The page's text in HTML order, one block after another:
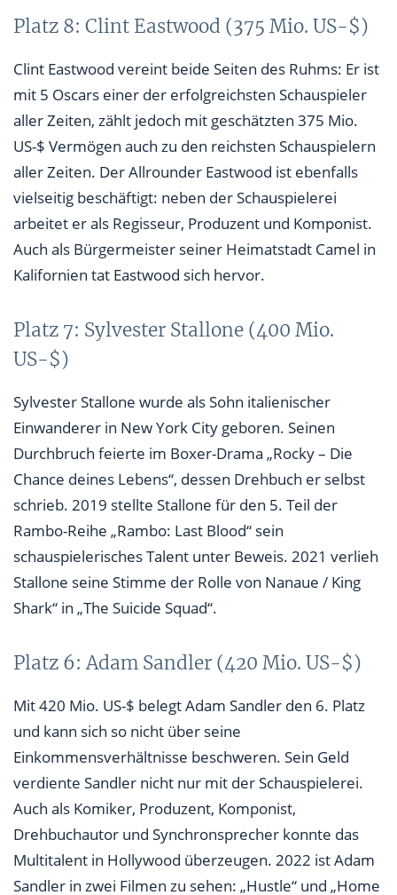
Platz 8: Clint Eastwood (375 Mio. US-$)
Clint Eastwood vereint beide Seiten des Ruhms: Er ist
mit 5 Oscars einer der erfolgreichsten Schauspieler
aller Zeiten, zählt jedoch mit geschätzten 375 Mio.
US-$ Vermögen auch zu den reichsten Schauspielern
aller Zeiten. Der Allrounder Eastwood ist ebenfalls
vielseitig beschäftigt: neben der Schauspielerei
arbeitet er als Regisseur, Produzent und Komponist.
Auch als Bürgermeister seiner Heimatstadt Camel in
Kalifornien tat Eastwood sich hervor.
Platz 7: Sylvester Stallone (400 Mio.
US-$)
Sylvester Stallone wurde als Sohn italienischer
Einwanderer in New York City geboren. Seinen
Durchbruch feierte im Boxer-Drama „Rocky – Die
Chance deines Lebens“, dessen Drehbuch er selbst
schrieb. 2019 stellte Stallone für den 5. Teil der
Rambo-Reihe „Rambo: Last Blood“ sein
schauspielerisches Talent unter Beweis. 2021 verlieh
Stallone seine Stimme der Rolle von Nanaue / King
Shark“ in „The Suicide Squad“.
Platz 6: Adam Sandler (420 Mio. US-$)
Mit 420 Mio. US-$ belegt Adam Sandler den 6. Platz
und kann sich so nicht über seine
Einkommensverhältnisse beschweren. Sein Geld
verdiente Sandler nicht nur mit der Schauspielerei.
Auch als Komiker, Produzent, Komponist,
Drehbuchautor und Synchronsprecher konnte das
Multitalent in Hollywood überzeugen. 2022 ist Adam
Sandler in zwei Filmen zu sehen: „Hustle“ und „Home